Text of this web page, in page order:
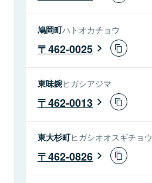
鳩岡町ハトオカチョウ
462-0025
東味鋺ヒガシアジマ
462-0013
東大杉町ヒガシオオスギチョウ
462-0826